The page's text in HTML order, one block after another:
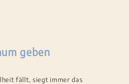
geben
fällt, siegt immer das